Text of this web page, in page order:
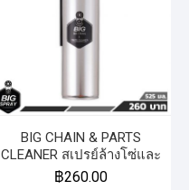
BIG CHAIN & PARTS
CLEANER สเปรย์ล้างโซ่และ
ชิ้นส่วน 525 ml.
฿260.00